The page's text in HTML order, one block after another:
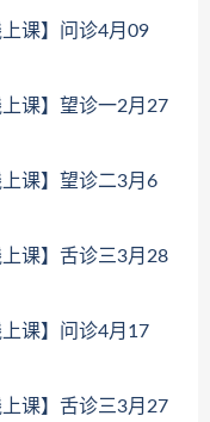
课】问诊4月09
课】望诊一2月27
课】望诊二3月6
课】舌诊三3月28
课】问诊4月17
课】舌诊三3月27